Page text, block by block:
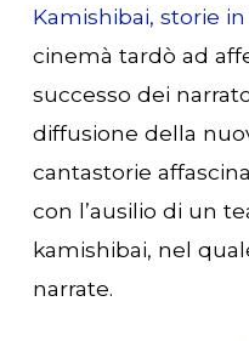
Kamishibai, storie in
cinemà tardò ad
successo dei
diffusione della
cantastorie
con l’ausilio di un
kamishibai, nel
narrate.